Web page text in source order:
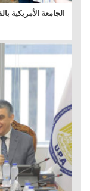
الجامعة الأمريكية